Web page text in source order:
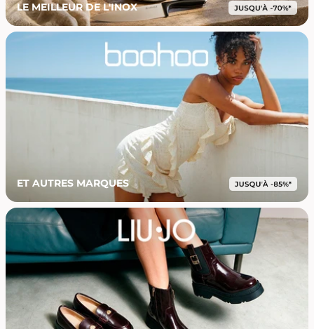
LE MEILLEUR DE L'INOX
ET AUTRES MARQUES